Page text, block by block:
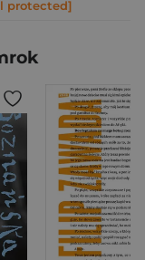
protected]